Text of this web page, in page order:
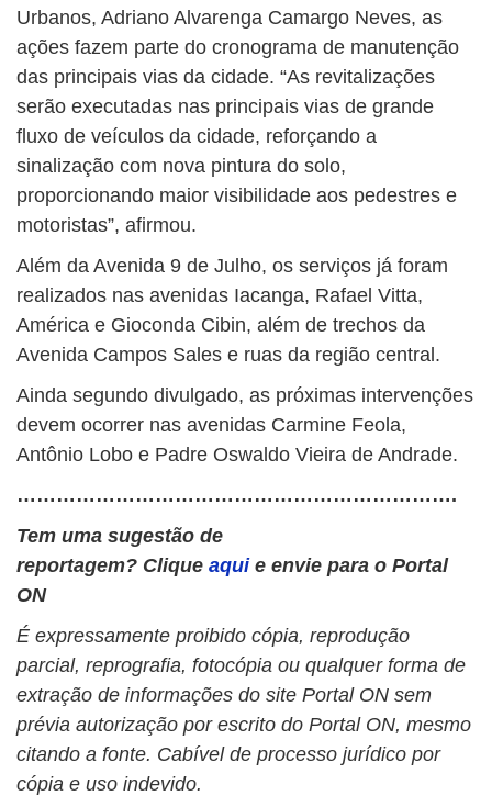
Urbanos, Adriano Alvarenga Camargo Neves, as
ações fazem parte do cronograma de manutenção
das principais vias da cidade. “As revitalizações
serão executadas nas principais vias de grande
fluxo de veículos da cidade, reforçando a
sinalização com nova pintura do solo,
proporcionando maior visibilidade aos pedestres e
motoristas”, afirmou.
Além da Avenida 9 de Julho, os serviços já foram
realizados nas avenidas Iacanga, Rafael Vitta,
América e Gioconda Cibin, além de trechos da
Avenida Campos Sales e ruas da região central.
Ainda segundo divulgado, as próximas intervenções
devem ocorrer nas avenidas Carmine Feola,
Antônio Lobo e Padre Oswaldo Vieira de Andrade.
………………………………………………………….
Tem uma sugestão de
reportagem? Clique aqui e envie para o Portal
ON
É expressamente proibido cópia, reprodução
parcial, reprografia, fotocópia ou qualquer forma de
extração de informações do site Portal ON sem
prévia autorização por escrito do Portal ON, mesmo
citando a fonte. Cabível de processo jurídico por
cópia e uso indevido.